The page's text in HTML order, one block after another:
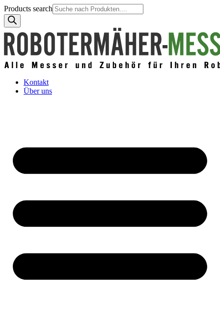
Products search
Kontakt
Über uns